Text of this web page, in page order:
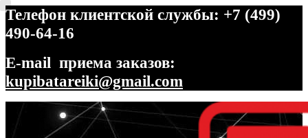
Телефон клиентской службы: +7 (499)
490-64-16
E-mail приема заказов:
kupibatareiki@gmail.com
Перейти
навигации
Перейти
содержимому